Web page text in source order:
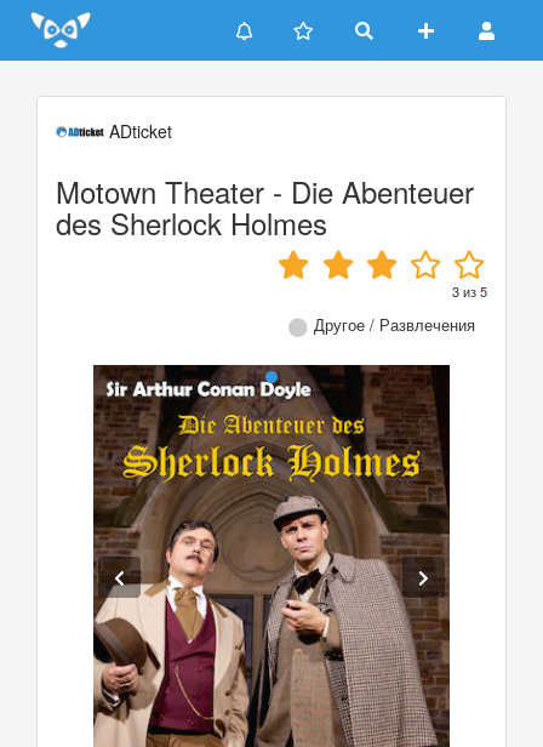
Update cookies preferences
ADticket
Motown Theater - Die Abenteuer
des Sherlock Holmes
3из5
Другое / Развлечения